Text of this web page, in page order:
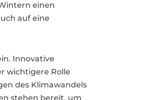
einen
auf eine
Innovative
wichtigere Rolle
des Klimawandels
stehen bereit, um